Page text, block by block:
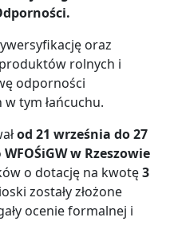
oraz
rolnych i
odporności
tym łańcuchu.
od 21 września do 27
WFOŚiGW w Rzeszowie
o dotację na kwotę3
zostały złożone
ocenie formalnej i